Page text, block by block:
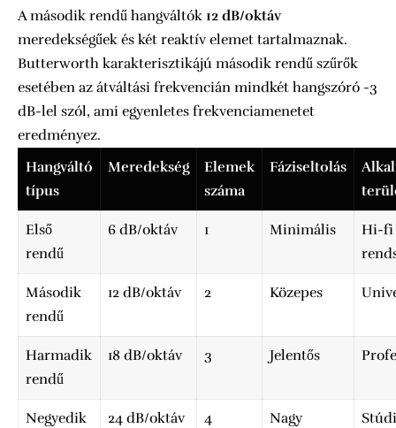
A második rendű hangváltók 12 dB/oktáv
meredekségűek és két reaktív elemet tartalmaznak.
Butterworth karakterisztikájú második rendű szűrők
esetében az átváltási frekvencián mindkét hangszóró -3
dB-lel szól, ami egyenletes frekvenciamenetet
eredményez.
Hangváltó
típus
Meredekség
Elemek
száma
Fáziseltolás
Első
rendű
6 dB/oktáv 1 Minimális
Hi-fi
Második
rendű
12 dB/oktáv 2 Közepes
Harmadik
rendű
18 dB/oktáv 3 Jelentős
Negyedik
24 dB/oktáv 4 Nagy